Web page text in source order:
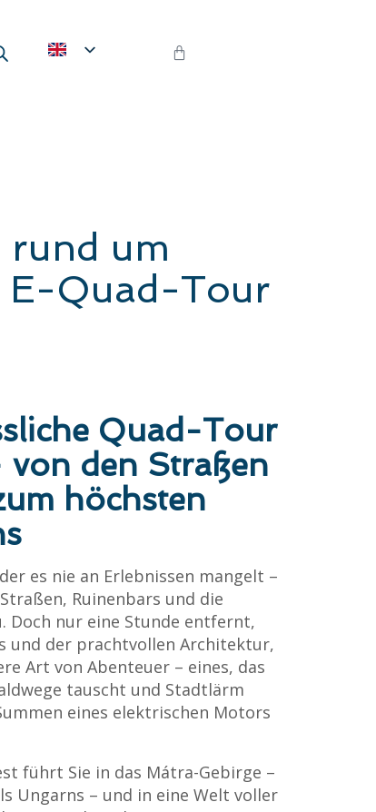
um
E-Quad-Tour
Quad-Tour
von den Straßen
höchsten
es nie an Erlebnissen mangelt –
Ruinenbars und die
Doch nur eine Stunde entfernt,
und der prachtvollen Architektur,
Art von Abenteuer – eines, das
tauscht und Stadtlärm
eines elektrischen Motors
führt Sie in das Mátra-Gebirge –
Ungarns – und in eine Welt voller